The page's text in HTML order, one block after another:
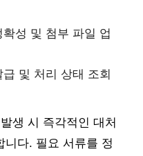
성 및 첨부 파일 업
및 처리 상태 조회
생 시 즉각적인 대처
니다. 필요 서류를 정